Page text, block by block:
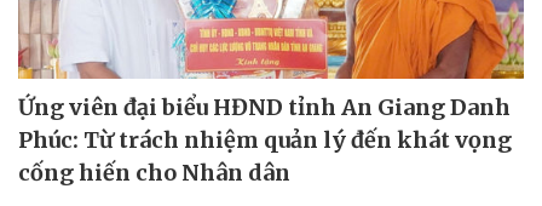
Ứng viên đại biểu HĐND tỉnh An Giang Danh
Phúc: Từ trách nhiệm quản lý đến khát vọng
cống hiến cho Nhân dân